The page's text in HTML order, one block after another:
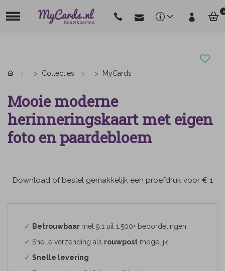
0
Collecties MyCards
Mooie moderne
herinneringskaart met eigen
foto en paardebloem
Download of bestel gemakkelijk een proefdruk voor € 1
✓ Betrouwbaar met 9.1 uit 1.500+ beoordelingen
✓ Snelle verzending als rouwpost mogelijk
✓ Snelle levering